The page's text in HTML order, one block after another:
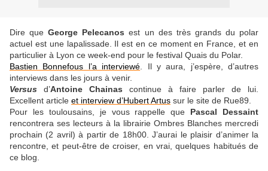
Dire queGeorge Pelecanos est un des très grands du polar
actuel est une lapalissade. Il est en ce moment en France, et en
particulier à Lyon ce week-end pour le festival Quais du Polar.
Bastien Bonnefous l’a interviewé . Il y aura, j’espère, d’autres
interviews dans les jours à venir.
Versus d’Antoine Chainas continue à faire parler de lui.
Excellent article et interview d’Hubert Artus sur le site de Rue89.
Pour les toulousains, je vous rappelle que Pascal Dessaint
rencontrera ses lecteurs à la librairie Ombres Blanches mercredi
prochain (2 avril) à partir de 18h00. J’aurai le plaisir d’animer la
rencontre, et peut-être de croiser, en vrai, quelques habitués de
ce blog.